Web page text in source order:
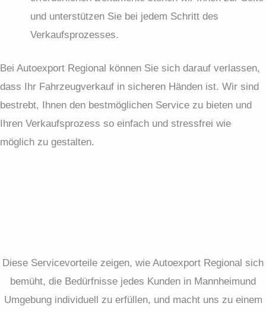
und unterstützen Sie bei jedem Schritt des
Verkaufsprozesses.
Bei Autoexport Regional können Sie sich darauf verlassen,
dass Ihr Fahrzeugverkauf in sicheren Händen ist. Wir sind
bestrebt, Ihnen den bestmöglichen Service zu bieten und
Ihren Verkaufsprozess so einfach und stressfrei wie
möglich zu gestalten.
Diese Servicevorteile zeigen, wie Autoexport Regional sich
bemüht, die Bedürfnisse jedes Kunden in Mannheimund
Umgebung individuell zu erfüllen, und macht uns zu einem